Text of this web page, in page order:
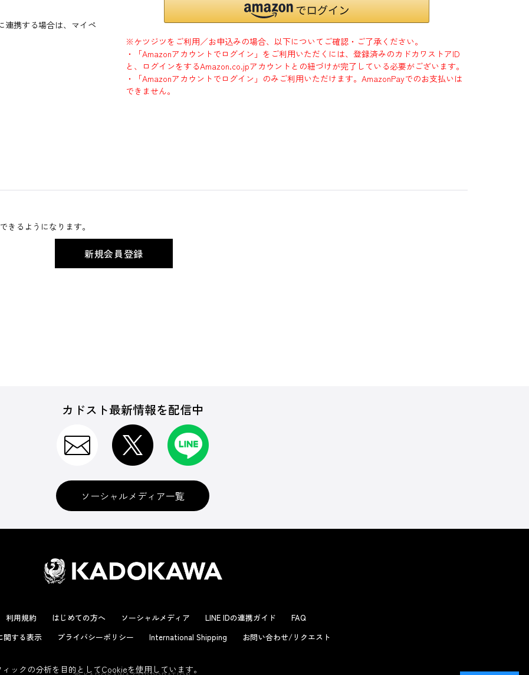
連携する場合は、マイペ
※ケツジツをご利用／お申込みの場合、以下についてご確認・ご了承ください。
・「Amazonアカウントでログイン」をご利用いただくには、登録済みのカドカワストアID
と、ログインをするAmazon.co.jpアカウントとの紐づけが完了している必要がございます。
・「Amazonアカウントでログイン」のみご利用いただけます。AmazonPayでのお支払いは
できません。
きるようになります。
カドスト最新情報を配信中
ソーシャルメディア一覧
利用規約 はじめての方へ ソーシャルメディア LINE IDの連携ガイド
FAQ
関する表示
プライバシーポリシー International Shipping お問い合わせ/リクエスト
ックの分析を目的としてCookieを使用しています。